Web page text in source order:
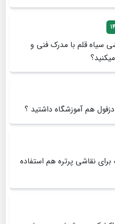
سیاه قلم با مدرک فنی و
هم آموزشگاه داشتيد ؟
نقاشی پرتره هم استفاده